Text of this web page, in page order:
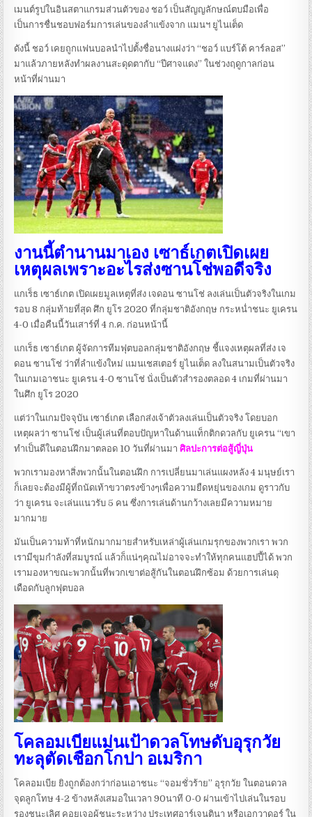
เมนต์รูปในอินสตาแกรมส่วนตัวของ ชอว์ เป็นสัญญลักษณ์ตบมือเพื่อ
เป็นการชื่นชอบฟอร์มการเล่นของลำแข้งจาก แมนฯ ยูไนเต็ด
ดังนี้ ชอว์ เคยถูกแฟนบอลนำไปตั้งชื่อนางแฝงว่า “ชอว์ แบร์โต้ คาร์ลอส”
มาแล้วภายหลังทำผลงานสะดุดตากับ “ปีศาจแดง” ในช่วงฤดูกาลก่อน
หน้าที่ผ่านมา
งานนี้ตำนานมาเอง เซาธ์เกตเปิดเผย
เหตุผลเพราะอะไรส่งซานโช่พอดีจริง
แกเร็ธ เซาธ์เกต เปิดเผยมูลเหตุที่ส่ง เจดอน ซานโช่ ลงเล่นเป็นตัวจริงในเกม
รอบ 8 กลุ่มท้ายที่สุด ศึก ยูโร 2020 ที่กลุ่มชาติอังกฤษ กระหน่ำชนะ ยูเครน
4-0 เมื่อคืนนี้วันเสาร์ที่ 4 ก.ค. ก่อนหน้านี้
แกเร็ธ เซาธ์เกต ผู้จัดการทีมฟุตบอลกลุ่มชาติอังกฤษ ชี้แจงเหตุผลที่ส่ง เจ
ดอน ซานโช่ ว่าที่ลำแข้งใหม่ แมนเชสเตอร์ ยูไนเต็ด ลงในสนามเป็นตัวจริง
ในเกมเอาชนะ ยูเครน 4-0 ซานโช่ นั่งเป็นตัวสำรองตลอด 4 เกมที่ผ่านมา
ในศึก ยูโร 2020
แต่ว่าในเกมปัจจุบัน เซาธ์เกต เลือกส่งเจ้าตัวลงเล่นเป็นตัวจริง โดยบอก
เหตุผลว่า ซานโช่ เป็นผู้เล่นที่ตอบปัญหาในด้านแท็กติกดวลกับ ยูเครน “เขา
ทำเป็นดีในตอนฝึกมาตลอด 10 วันที่ผ่านมาศิลปะการต่อสู้ญี่ปุ่น
พวกเรามองหาสิ่งพวกนั้นในตอนฝึก การเปลี่ยนมาเล่นแผงหลัง 4 มนุษย์เรา
ก็เลยจะต้องมีผู้ที่ถนัดเท้าขวาตรงข้างๆเพื่อความยืดหยุ่นของเกม ดูราวกับ
ว่า ยูเครน จะเล่นแนวรับ 5 คน ซึ่งการเล่นด้านกว้างเลยมีความหมาย
มากมาย
มันเป็นความท้าที่หนักมากมายสำหรับเหล่าผู้เล่นเกมรุกของพวกเรา พวก
เรามีขุมกำลังที่สมบูรณ์ แล้วก็แน่ๆคุณไม่อาจจะทำให้ทุกคนแฮปปี้ได้ พวก
เรามองหาขณะพวกนั้นที่พวกเขาต่อสู้กันในตอนฝึกซ้อม ด้วยการเล่นดุ
เดือดกับลูกฟุตบอล
โคลอมเบียแม่นเป้าดวลโทษดับอุรุกวัย
ทะลุตัดเชือกโกปา อเมริกา
โคลอมเบีย ยิงถูกต้องกว่าก่อนเอาชนะ “จอมชั่วร้าย” อุรุกวัย ในตอนดวล
จุดลูกโทษ 4-2 ข้างหลังเสมอในเวลา 90นาที 0-0 ผ่านเข้าไปเล่นในรอบ
รองชนะเลิศ คอยเจอผู้ชนะระหว่าง ประเทศอาร์เจนตินา หรือเอกวาดอร์ ใน